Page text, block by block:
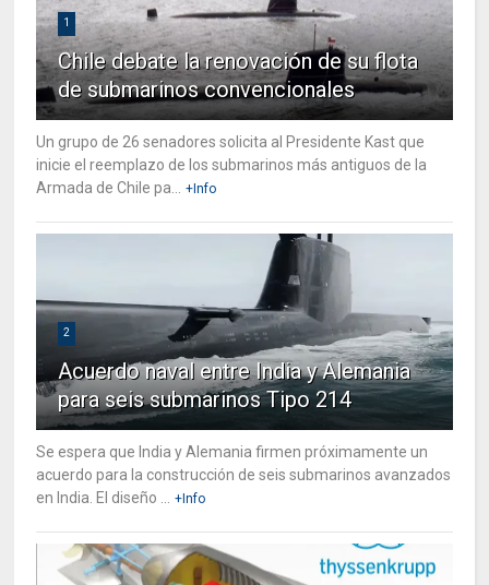
1
Chile debate la renovación de su flota
de submarinos convencionales
Un grupo de 26 senadores solicita al Presidente Kast que
inicie el reemplazo de los submarinos más antiguos de la
Armada de Chile pa...
+Info
2
Acuerdo naval entre India y Alemania
para seis submarinos Tipo 214
Se espera que India y Alemania firmen próximamente un
acuerdo para la construcción de seis submarinos avanzados
en India. El diseño ...
+Info